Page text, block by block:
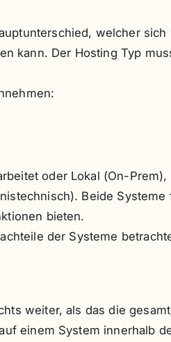
welcher sich
kann. Der Hosting Typ
oder Lokal (On-
Beide
bieten.
der Systeme
weiter, als das die
einem System innerhalb